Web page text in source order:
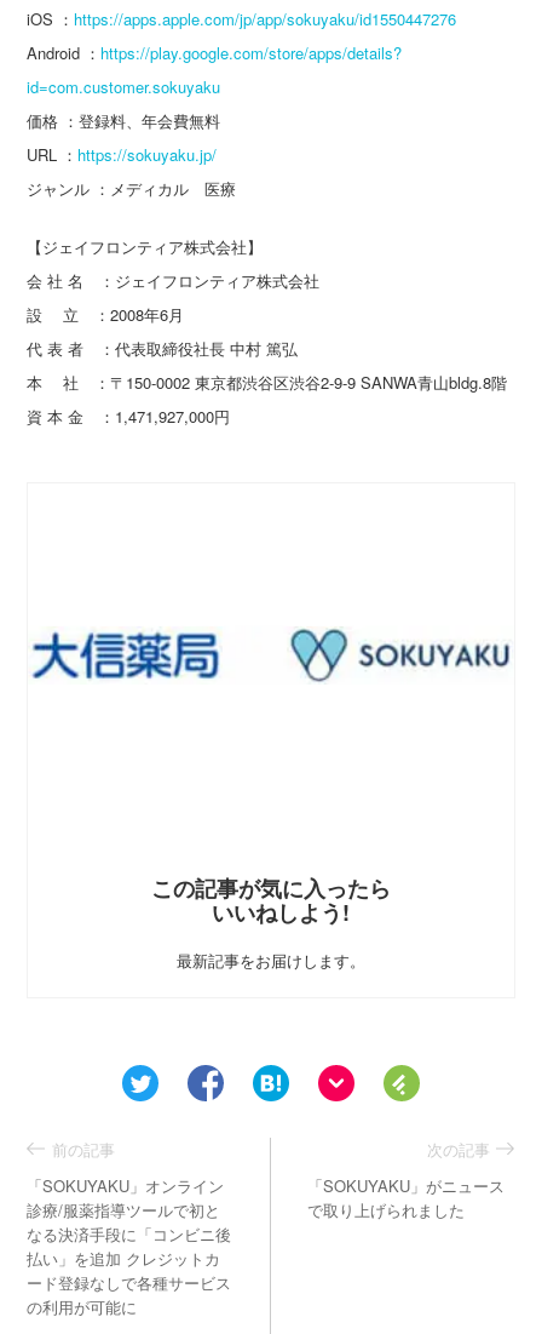
iOS ： https://apps.apple.com/jp/app/sokuyaku/id1550447276
Android ： https://play.google.com/store/apps/details?
id=com.customer.sokuyaku
価格 ：登録料、年会費無料
URL ： https://sokuyaku.jp/
ジャンル ：メディカル 医療
【ジェイフロンティア株式会社】
会 社 名 ：ジェイフロンティア株式会社
設 立 ：2008年6月
代 表 者 ：代表取締役社長 中村 篤弘
本 社 ：〒150-0002 東京都渋谷区渋谷2-9-9 SANWA青山bldg.8階
資 本 金 ：1,471,927,000円
この記事が気に入ったら
いいねしよう!
最新記事をお届けします。
前の記事
「SOKUYAKU」オンライン
診療/服薬指導ツールで初と
なる決済手段に「コンビニ後
払い」を追加 クレジットカ
ード登録なしで各種サービス
の利用が可能に
次の記事
「SOKUYAKU」がニュース
で取り上げられました